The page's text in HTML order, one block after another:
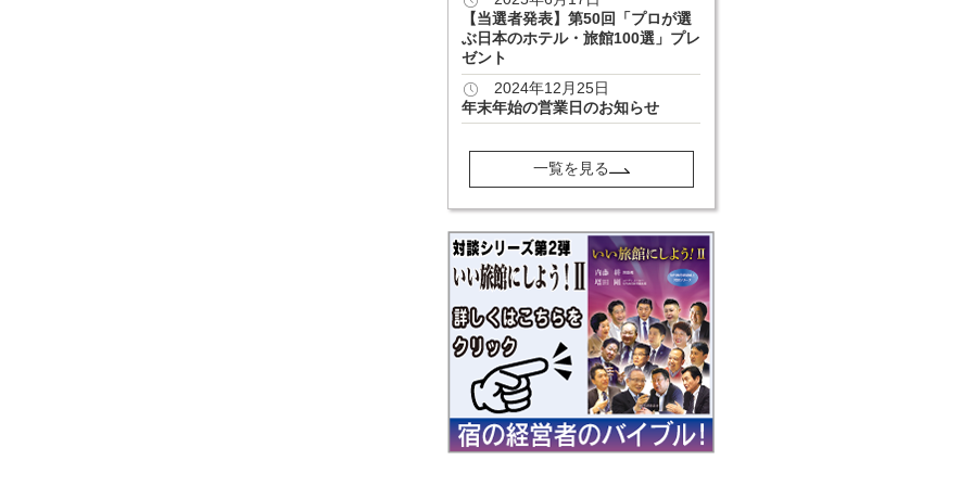
【当選者発表】第50回「プロが選
ぶ日本のホテル・旅館100選」プレ
ゼント
2024年12月25日
年末年始の営業日のお知らせ
一覧を見る